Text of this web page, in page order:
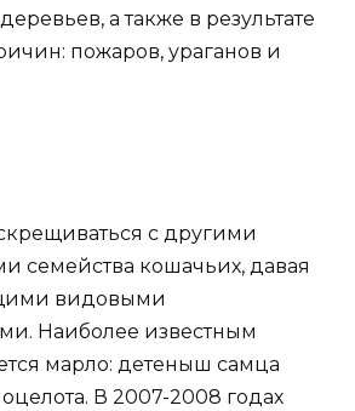
а также в результате
пожаров, ураганов и
с другими
семейства кошачьих, давая
видовыми
Наиболее известным
марло: детеныш самца
В 2007-2008 годах